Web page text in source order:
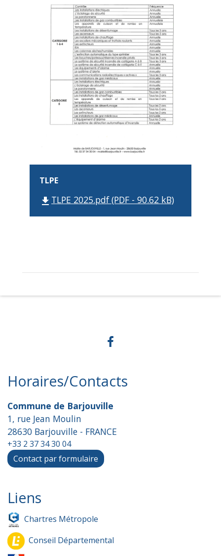
TLPE
file_download TLPE 2025.pdf (PDF - 90.62 kB)
Horaires/Contacts
Commune de Barjouville
1, rue Jean Moulin
28630 Barjouville - FRANCE
+33 2 37 34 30 04
Contact par formulaire
Liens
Chartres Métropole
Conseil Départemental